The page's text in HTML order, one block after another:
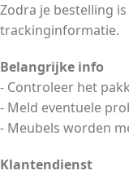
Zodra je bestelling
trackinginformatie.
Belangrijke info
- Controleer het
- Meld eventuele
- Meubels worden
Klantendienst